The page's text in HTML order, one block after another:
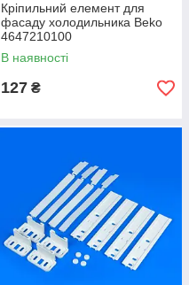
Кріпильний елемент для
фасаду холодильника Beko
4647210100
В наявності
127 ₴